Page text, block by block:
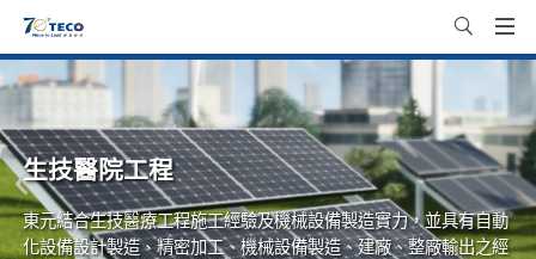
生技醫院工程
東元結合生技醫療工程施工經驗及機械設備製造實力，並具有自動
化設備設計製造、精密加工、機械設備製造、建廠、整廠輸出之經